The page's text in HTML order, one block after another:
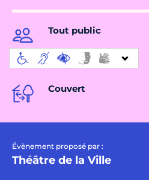
Tout public
Couvert
Évènement proposé par :
Théâtre de la Ville